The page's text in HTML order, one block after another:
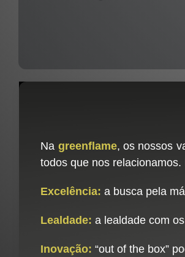
Na greenflame, os nossos
todos que nos
Excelência: a busca pela
Lealdade: a lealdade com
Inovação: “out of the box”